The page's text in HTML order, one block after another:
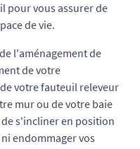
pour vous assurer de
de vie.
l'aménagement de
de votre
votre fauteuil releveur
mur ou de votre baie
s'incliner en position
endommager vos